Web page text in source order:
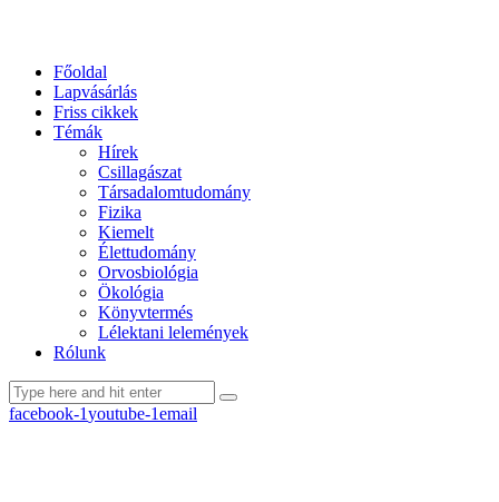
Főoldal
Lapvásárlás
Friss cikkek
Témák
Hírek
Csillagászat
Társadalomtudomány
Fizika
Kiemelt
Élettudomány
Orvosbiológia
Ökológia
Könyvtermés
Lélektani lelemények
Rólunk
facebook-1youtube-1email